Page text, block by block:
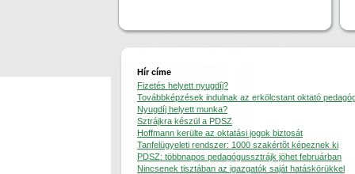
Hír címe
Fizetés helyett nyugdíj?
Továbbképzések indulnak az erkölcstant oktató
Nyugdíj helyett munka?
Sztrájkra készül a PDSZ
Hoffmann kerülte az oktatási jogok biztosát
Tanfelügyeleti rendszer: 1000 szakértõt képeznek ki
PDSZ: többnapos pedagógussztrájk jöhet februárban
Nincsenek tisztában az igazgatók saját hatáskörükkel